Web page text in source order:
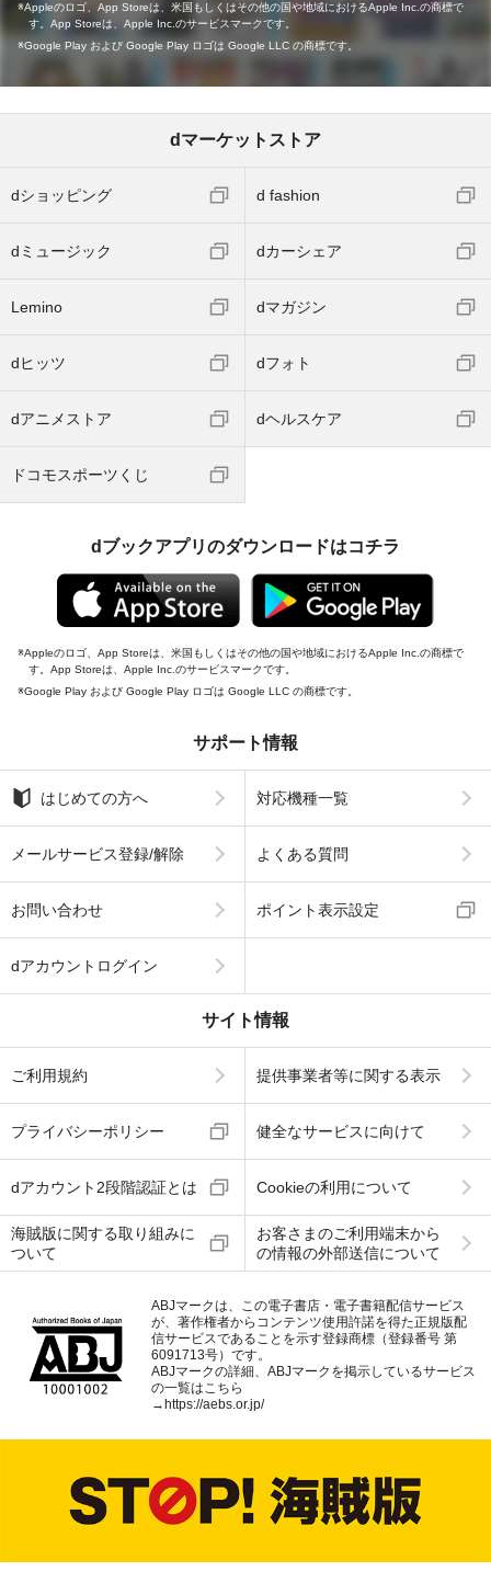
Appleのロゴ、App Storeは、米国もしくはその他の国や地域におけるApple Inc.の商標で
す。App Storeは、Apple Inc.のサービスマークです。
Google Play および Google Play ロゴは Google LLC の商標です。
dマーケットストア
dショッピング d fashion
dミュージック dカーシェア
Lemino dマガジン
dヒッツ dフォト
dアニメストア dヘルスケア
ドコモスポーツくじ
dブックアプリのダウンロードはコチラ
Appleのロゴ、App Storeは、米国もしくはその他の国や地域におけるApple Inc.の商標で
す。App Storeは、Apple Inc.のサービスマークです。
Google Play および Google Play ロゴは Google LLC の商標です。
サポート情報
はじめての方へ 対応機種一覧
メールサービス登録/解除 よくある質問
お問い合わせ ポイント表示設定
dアカウントログイン
サイト情報
ご利用規約 提供事業者等に関する表示
プライバシーポリシー 健全なサービスに向けて
dアカウント2段階認証とは Cookieの利用について
海賊版に関する取り組みに
ついて
お客さまのご利用端末から
の情報の外部送信について
ABJマークは、この電子書店・電子書籍配信サービス
が、著作権者からコンテンツ使用許諾を得た正規版配
信サービスであることを示す登録商標（登録番号 第
6091713号）です。
ABJマークの詳細、ABJマークを掲示しているサービス
の一覧はこちら
→ https://aebs.or.jp/